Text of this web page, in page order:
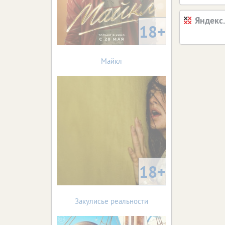
18+
Майкл
18+
Закулисье реальности